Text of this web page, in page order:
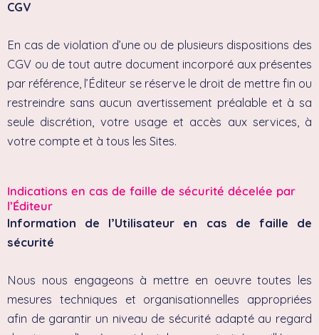
CGV
En cas de violation d’une ou de plusieurs dispositions des
CGV ou de tout autre document incorporé aux présentes
par référence, l’Éditeur se réserve le droit de mettre fin ou
restreindre sans aucun avertissement préalable et à sa
seule discrétion, votre usage et accès aux services, à
votre compte et à tous les Sites.
Indications en cas de faille de sécurité décelée par
l’Éditeur
Information de l’Utilisateur en cas de faille de
sécurité
Nous nous engageons à mettre en oeuvre toutes les
mesures techniques et organisationnelles appropriées
afin de garantir un niveau de sécurité adapté au regard